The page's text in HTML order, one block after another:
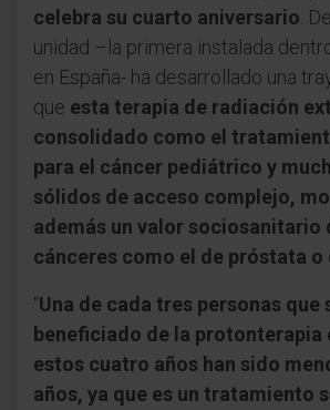
celebra su cuarto aniversario .
unidad –la primera instalada
en España- ha desarrollado una
que esta terapia de radiación
consolidado como el
para el cáncer pediátrico y
sólidos de acceso complejo,
además un valor sociosanitario
cánceres como el de próstata o
“Una de cada tres personas que
beneficiado de la protonterapia
estos cuatro años han sido
años, ya que es un tratamiento